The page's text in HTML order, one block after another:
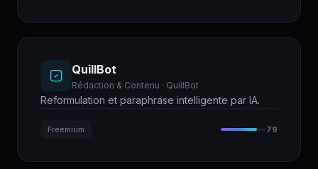
QuillBot
Rédaction & Contenu · QuillBot
Reformulation et paraphrase intelligente par IA.
Freemium 79